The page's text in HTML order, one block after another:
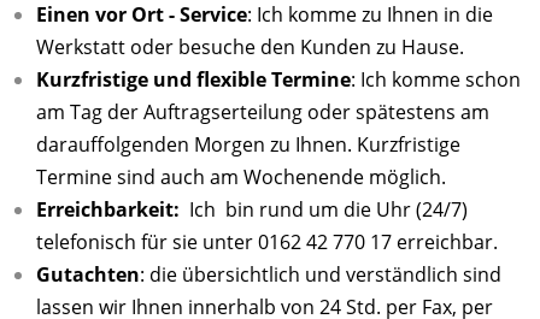
Leistungen
Service
Unfall! Und nun?
Impressum
Datenschutzerklärung
Einen vor Ort - Service: Ich komme zu Ihnen in die
Werkstatt oder besuche den Kunden zu Hause.
Kurzfristige und flexible Termine: Ich komme schon
am Tag der Auftragserteilung oder spätestens am
darauffolgenden Morgen zu Ihnen. Kurzfristige
Termine sind auch am Wochenende möglich.
Erreichbarkeit: Ich bin rund um die Uhr (24/7)
telefonisch für sie unter0162 42 770 17 erreichbar.
Gutachten: die übersichtlich und verständlich sind
lassen wir Ihnen innerhalb von 24 Std. per Fax, per